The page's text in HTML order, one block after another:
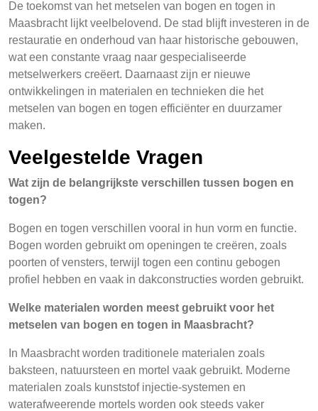
De toekomst van het metselen van bogen en togen in
Maasbracht lijkt veelbelovend. De stad blijft investeren in de
restauratie en onderhoud van haar historische gebouwen,
wat een constante vraag naar gespecialiseerde
metselwerkers creëert. Daarnaast zijn er nieuwe
ontwikkelingen in materialen en technieken die het
metselen van bogen en togen efficiënter en duurzamer
maken.
Veelgestelde Vragen
Wat zijn de belangrijkste verschillen tussen bogen en
togen?
Bogen en togen verschillen vooral in hun vorm en functie.
Bogen worden gebruikt om openingen te creëren, zoals
poorten of vensters, terwijl togen een continu gebogen
profiel hebben en vaak in dakconstructies worden gebruikt.
Welke materialen worden meest gebruikt voor het
metselen van bogen en togen in Maasbracht?
In Maasbracht worden traditionele materialen zoals
baksteen, natuursteen en mortel vaak gebruikt. Moderne
materialen zoals kunststof injectie-systemen en
waterafweerende mortels worden ook steeds vaker